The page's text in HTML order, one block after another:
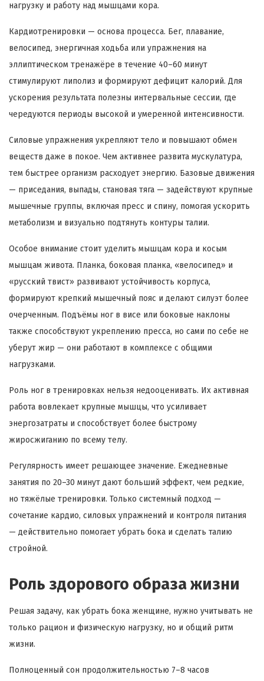
нагрузку и работу над мышцами кора.
Кардиотренировки — основа процесса. Бег, плавание,
велосипед, энергичная ходьба или упражнения на
эллиптическом тренажёре в течение 40–60 минут
стимулируют липолиз и формируют дефицит калорий. Для
ускорения результата полезны интервальные сессии, где
чередуются периоды высокой и умеренной интенсивности.
Силовые упражнения укрепляют тело и повышают обмен
веществ даже в покое. Чем активнее развита мускулатура,
тем быстрее организм расходует энергию. Базовые движения
— приседания, выпады, становая тяга — задействуют крупные
мышечные группы, включая пресс и спину, помогая ускорить
метаболизм и визуально подтянуть контуры талии.
Особое внимание стоит уделить мышцам кора и косым
мышцам живота. Планка, боковая планка, «велосипед» и
«русский твист» развивают устойчивость корпуса,
формируют крепкий мышечный пояс и делают силуэт более
очерченным. Подъёмы ног в висе или боковые наклоны
также способствуют укреплению пресса, но сами по себе не
уберут жир — они работают в комплексе с общими
нагрузками.
Роль ног в тренировках нельзя недооценивать. Их активная
работа вовлекает крупные мышцы, что усиливает
энергозатраты и способствует более быстрому
жиросжиганию по всему телу.
Регулярность имеет решающее значение. Ежедневные
занятия по 20–30 минут дают больший эффект, чем редкие,
но тяжёлые тренировки. Только системный подход —
сочетание кардио, силовых упражнений и контроля питания
— действительно помогает убрать бока и сделать талию
стройной.
Роль здорового образа жизни
Решая задачу, как убрать бока женщине, нужно учитывать не
только рацион и физическую нагрузку, но и общий ритм
жизни.
Полноценный сон продолжительностью 7–8 часов